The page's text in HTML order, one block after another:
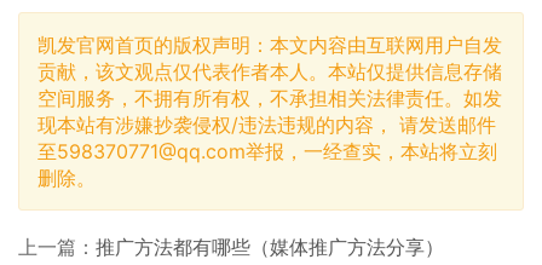
凯发官网首页的版权声明：本文内容由互联网用户自发
贡献，该文观点仅代表作者本人。本站仅提供信息存储
空间服务，不拥有所有权，不承担相关法律责任。如发
现本站有涉嫌抄袭侵权/违法违规的内容， 请发送邮件
至598370771@qq.com举报，一经查实，本站将立刻
删除。
上一篇： 推广方法都有哪些（媒体推广方法分享）